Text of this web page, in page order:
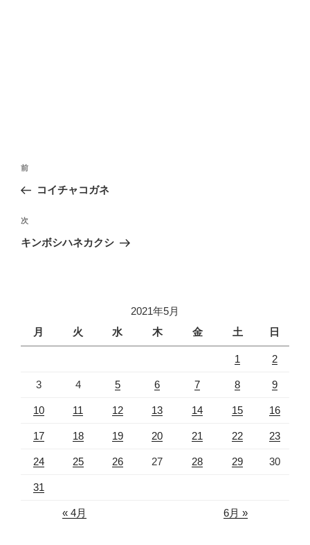
投
ナ
ビ
ゲ
前
の
稿
前
コイチャコガネ
次
の
次
キンボシハネカクシ
2021年5月
月
火 水 木 金 土 日
1 2
3 4 5 6 7 8 9
10 11 12 13 14 15 16
17 18 19 20 21 22 23
24 25 26 27 28 29 30
31
« 4月 6月 »